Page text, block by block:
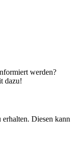
werden?
dazu!
Diesen kann